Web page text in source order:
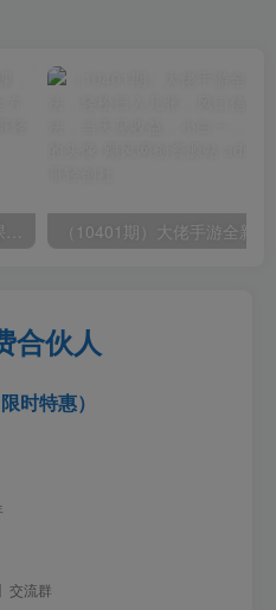
蟹老板·打爆个人IP底层实操课，教你成熟专业的打造IP技能，全方位带你做成一个能商业化IP
合伙人
时特惠）
交流群